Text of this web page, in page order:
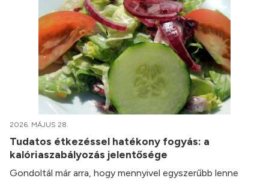
2026. MÁJUS 28.
Tudatos étkezéssel hatékony fogyás: a
kalóriaszabályozás jelentősége
Gondoltál már arra, hogy mennyivel egyszerűbb lenne